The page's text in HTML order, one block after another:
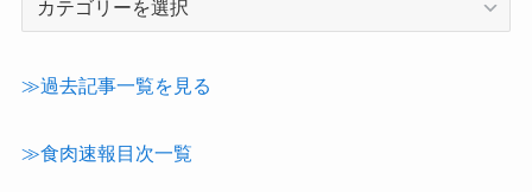
テ
≫過去記事一覧を見る
≫食肉速報目次一覧